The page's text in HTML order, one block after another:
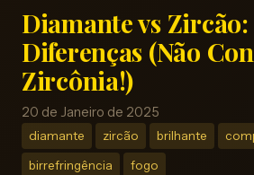
Diamante vs
Diferenças (Não
Zircônia!)
20 de Janeiro de 2025
diamante zircão brilhante
birrefringência fogo